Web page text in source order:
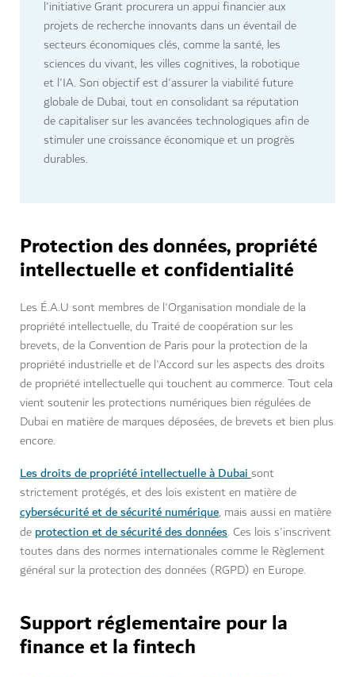
l'initiative Grant procurera un appui financier aux
projets de recherche innovants dans un éventail de
secteurs économiques clés, comme la santé, les
sciences du vivant, les villes cognitives, la robotique
et l'IA. Son objectif est d'assurer la viabilité future
globale de Dubai, tout en consolidant sa réputation
de capitaliser sur les avancées technologiques afin de
stimuler une croissance économique et un progrès
durables.
Protection des données, propriété
intellectuelle et confidentialité
Les É.A.U sont membres de l'Organisation mondiale de la
propriété intellectuelle, du Traité de coopération sur les
brevets, de la Convention de Paris pour la protection de la
propriété industrielle et de l'Accord sur les aspects des droits
de propriété intellectuelle qui touchent au commerce. Tout cela
vient soutenir les protections numériques bien régulées de
Dubai en matière de marques déposées, de brevets et bien plus
encore.
Les droits de propriété intellectuelle à Dubaisont
strictement protégés, et des lois existent en matière de
cybersécurité et de sécurité numérique, mais aussi en matière
de protection et de sécurité des données. Ces lois s'inscrivent
toutes dans des normes internationales comme le Règlement
général sur la protection des données (RGPD) en Europe.
Support réglementaire pour la
finance et la fintech